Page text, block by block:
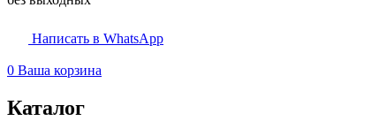
Написать в WhatsApp
0 Ваша корзина
Каталог